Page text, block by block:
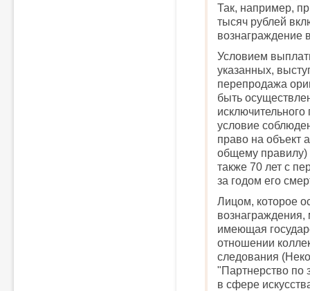
Так, например,
тысяч рублей
вознаграждение
Условием
указанных,
перепродажа
быть
условие
право на объект
общему правилу)
также 70 лет с
за годом его
Лицом, которое
вознаграждения,
имеющая
отношении
следования
"Партнерство по
в сфере